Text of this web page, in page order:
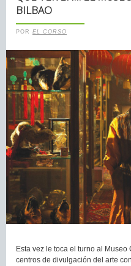
BILBAO
POR EL CORSO
Esta vez le toca el turno al
centros de divulgación del arte